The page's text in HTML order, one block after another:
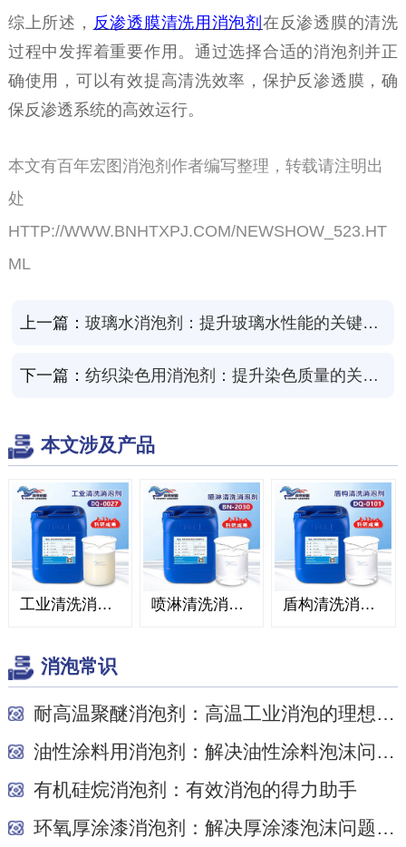
综上所述， 反渗透膜清洗用 消泡剂 在反渗透膜的清洗
过程中发挥着重要作用。通过选择合适的消泡剂并正
确使用，可以有效提高清洗效率，保护反渗透膜，确
保反渗透系统的高效运行。
本文有百年宏图消泡剂作者编写整理，转载请注明出
处
HTTP://WWW.BNHTXPJ.COM/NEWSHOW_523.HT
ML
上一篇： 玻璃水消泡剂：提升玻璃水性能的关键助剂
下一篇： 纺织染色用消泡剂：提升染色质量的关键助剂
本文涉及产品
工业清洗消泡剂 喷淋清洗消泡剂 盾构清洗消泡剂
消泡常识
耐高温聚醚消泡剂：高温工业消泡的理想之选
油性涂料用消泡剂：解决油性涂料泡沫问题的关键
有机硅烷消泡剂：有效消泡的得力助手
环氧厚涂漆消泡剂：解决厚涂漆泡沫问题的关键